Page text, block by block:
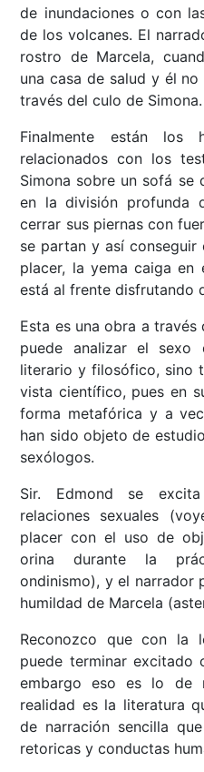
de inundaciones o con
de los volcanes. El
rostro de Marcela,
una casa de salud y él
través del culo de Simona.
Finalmente están los
relacionados con los
Simona sobre un sofá se
en la división profunda
cerrar sus piernas con
se partan y así conseguir
placer, la yema caiga
está al frente disfrutando
Esta es una obra a
puede analizar el
literario y filosófico, sino
vista científico, pues en
forma metafórica y a
han sido objeto de
sexólogos.
Sir. Edmond se
relaciones sexuales
placer con el uso de
orina durante la
ondinismo), y el narrador
humildad de Marcela
Reconozco que con la
puede terminar excitado
embargo eso es lo de
realidad es la literatura
de narración sencilla
retoricas y conductas